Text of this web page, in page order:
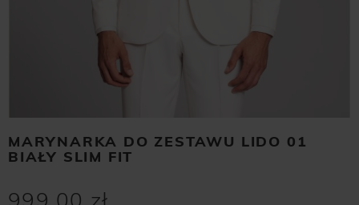
MARYNARKA DO ZESTAWU LIDO 01
BIAŁY SLIM FIT